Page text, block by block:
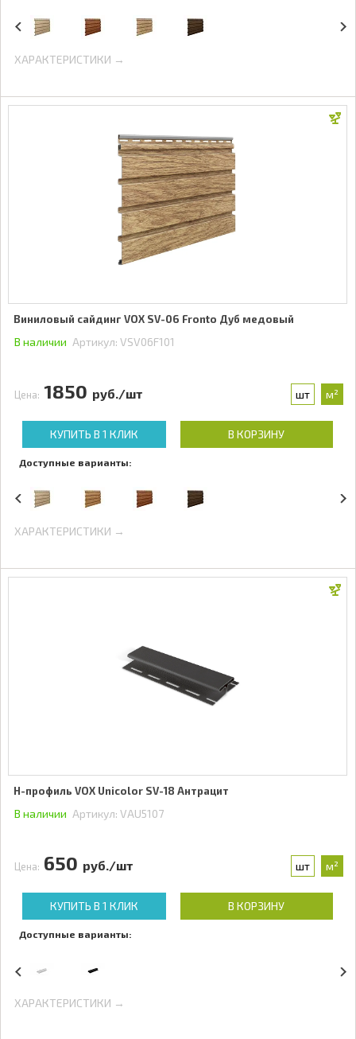
ХАРАКТЕРИСТИКИ →
Виниловый сайдинг VOX SV-06 Fronto Дуб медовый
В наличии Артикул: VSV06F101
Цена: 1850 руб./шт шт м²
КУПИТЬ В 1 КЛИК В КОРЗИНУ
Доступные варианты:
ХАРАКТЕРИСТИКИ →
Н-профиль VOX Unicolor SV-18 Антрацит
В наличии Артикул: VAU5107
Цена: 650 руб./шт шт м²
КУПИТЬ В 1 КЛИК В КОРЗИНУ
Доступные варианты:
ХАРАКТЕРИСТИКИ →